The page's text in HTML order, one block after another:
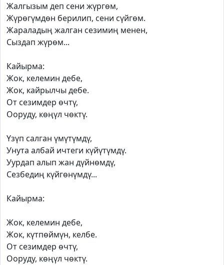
Жалгызым деп сени жүргөм,
Жүрөгүмдөн берилип, сени сүйгөм.
Жараладың жалган сезимиң менен,
Сыздап жүрөм...
Кайырма:
Жок, келемин дебе,
Жок, кайрылчы дебе.
От сезимдер өчтү,
Ооруду, көңүл чөктү.
Үзүп салган үмүтүмдү,
Унута албай ичтеги күйүтүмдү.
Уурдап алып жан дүйнөмдү,
Сезбедиң күйгөнүмдү...
Кайырма:
Жок, келемин дебе,
Жок, күтпөймүн, келбе.
От сезимдер өчтү,
Ооруду, көңүл чөктү.